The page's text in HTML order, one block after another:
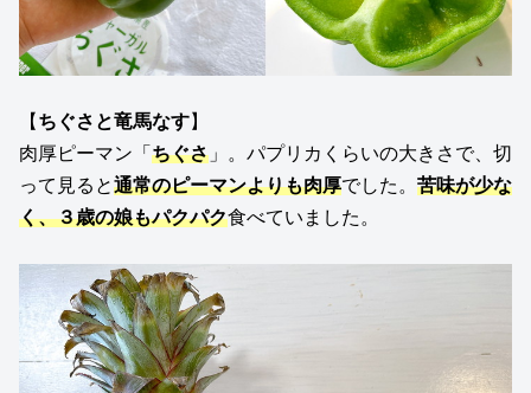
【 ちぐさと竜馬なす】
肉厚ピーマン「 ちぐさ 」。パプリカくらいの大きさで、切
って見ると通常のピーマンよりも肉厚でした。 苦味が少な
く、３歳の娘もパクパク食べていました。